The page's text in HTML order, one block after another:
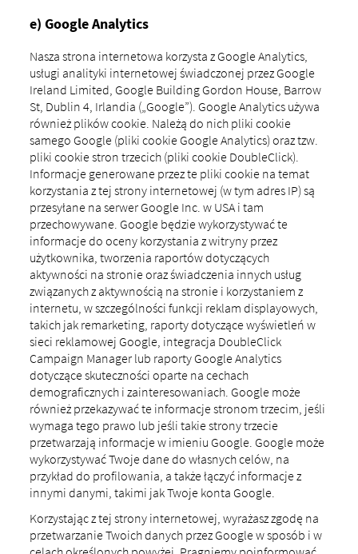
e) Google Analytics
Nasza strona internetowa korzysta z Google Analytics,
usługi analityki internetowej świadczonej przez Google
Ireland Limited, Google Building Gordon House, Barrow
St, Dublin 4, Irlandia („Google”). Google Analytics używa
również plików cookie. Należą do nich pliki cookie
samego Google (pliki cookie Google Analytics) oraz tzw.
pliki cookie stron trzecich (pliki cookie DoubleClick).
Informacje generowane przez te pliki cookie na temat
korzystania z tej strony internetowej (w tym adres IP) są
przesyłane na serwer Google Inc. w USA i tam
przechowywane. Google będzie wykorzystywać te
informacje do oceny korzystania z witryny przez
użytkownika, tworzenia raportów dotyczących
aktywności na stronie oraz świadczenia innych usług
związanych z aktywnością na stronie i korzystaniem z
internetu, w szczególności funkcji reklam displayowych,
takich jak remarketing, raporty dotyczące wyświetleń w
sieci reklamowej Google, integracja DoubleClick
Campaign Manager lub raporty Google Analytics
dotyczące skuteczności oparte na cechach
demograficznych i zainteresowaniach. Google może
również przekazywać te informacje stronom trzecim, jeśli
wymaga tego prawo lub jeśli takie strony trzecie
przetwarzają informacje w imieniu Google. Google może
wykorzystywać Twoje dane do własnych celów, na
przykład do profilowania, a także łączyć informacje z
innymi danymi, takimi jak Twoje konta Google.
Korzystając z tej strony internetowej, wyrażasz zgodę na
przetwarzanie Twoich danych przez Google w sposób i w